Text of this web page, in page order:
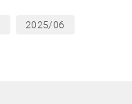
2025/06